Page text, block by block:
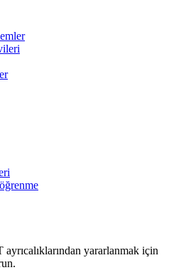
yararlanmak için